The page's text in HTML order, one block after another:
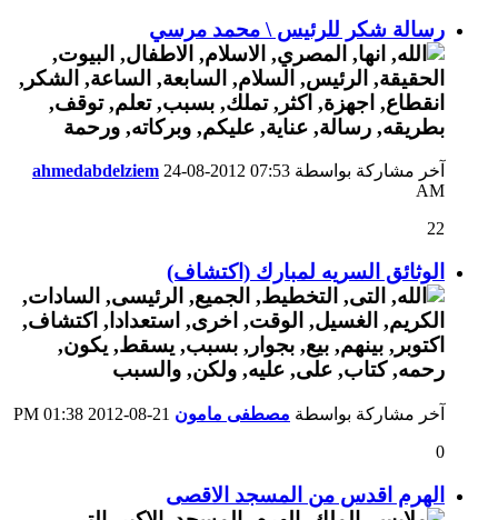
رسالة شكر للرئيس \ محمد مرسي
آخر مشاركة بواسطة ahmedabdelziem 24-08-2012 07:53
AM
22
الوثائق السريه لمبارك (اكتشاف)
آخر مشاركة بواسطة مصطفى مامون
01:38 PM
0
الهرم اقدس من المسجد الاقصى